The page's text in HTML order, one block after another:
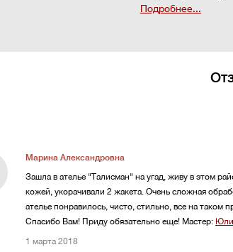
Подробнее...
Марина Александровна
Зашла в ателье "Талисман" на угад, живу в этом
кожей, укорачивали 2 жакета. Очень сложная
ателье понравилось, чисто, стильно, все на таком
Спасибо Вам! Приду обязательно еще! Мастер:
1 марта 2018